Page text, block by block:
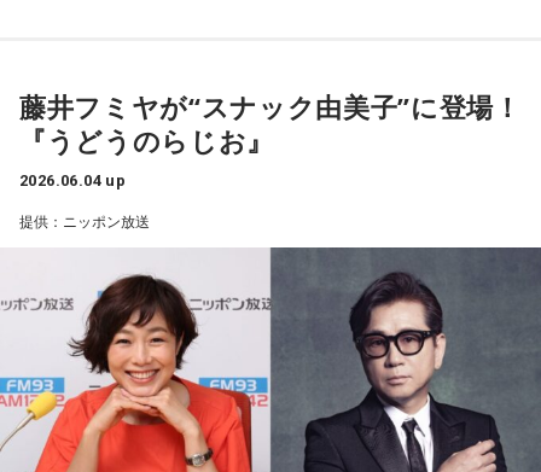
で、100年先、1000年先までも変わらぬ愛を描いたこの曲の
世界観を象徴するタイトルとなっています。時代を超えて心
に響く五木さんの歌声が、会場を魅了しました。
語が使えるわけですけれども。もう歴史のほとんどの間はウ
クライナ語を使うことすら禁じられたり、あるいは制限され
ていたっていう、歴史の中にずっといるわけですね。
そうすると若い人たちが何をしてるかっていうと、例えば路
上アート。
街の中で、いろんな意味で戦争を主題としたポスターを作っ
て貼り続けるですとか、着弾によって建物が鉄筋コンクリー
トの建物が部分的に破壊されるわけですよね。
そうするとアーティストたちがそこに行って、その、ま、廃
墟となった建物を、言ってみればキャンバスに見立てて、作
品に作り変えていくわけです」
っていうぐらいの。3週間一緒に過ごした、知人、友人、色々
こう支えてくれた人たちの日常からすると、本当にどうって
ことないわけですよね。
向こうにいる間に3回程、大規模攻撃が、私が滞在したキーウ
にもザポリージャにもありました。キーウとザポリージャ
でつながっています。
ザポリージャはクリミア半島の少し北側にありまして、『キ
ルゾーン』というか激戦が繰り広げられてるところから、
10kmぐらいしか離れていない都会です。
仙台市と同じぐらいの人口なんですけれども、周りが……これ
以前、お伝えしたんですけれども、この州で言うと、80%ぐ
ー“FUTATABI”の話や音楽を通じた出会い、人生の分岐点
等、“由美子ママ”がじっくり聞いていく。その他、趣味の話や
休暇の過ごし方など、プライベートな話題も掘り下げる。さ
「藤井フミヤさんご来店！スナック由美子 開店！」と題して
送る『うどうのらじお』は6月5日（金）15時30分から生放
【番組概要】
藤井フミヤが“スナック由美子”に登場！
『うどうのらじお』
2026.06.04 up
提供：ニッポン放送